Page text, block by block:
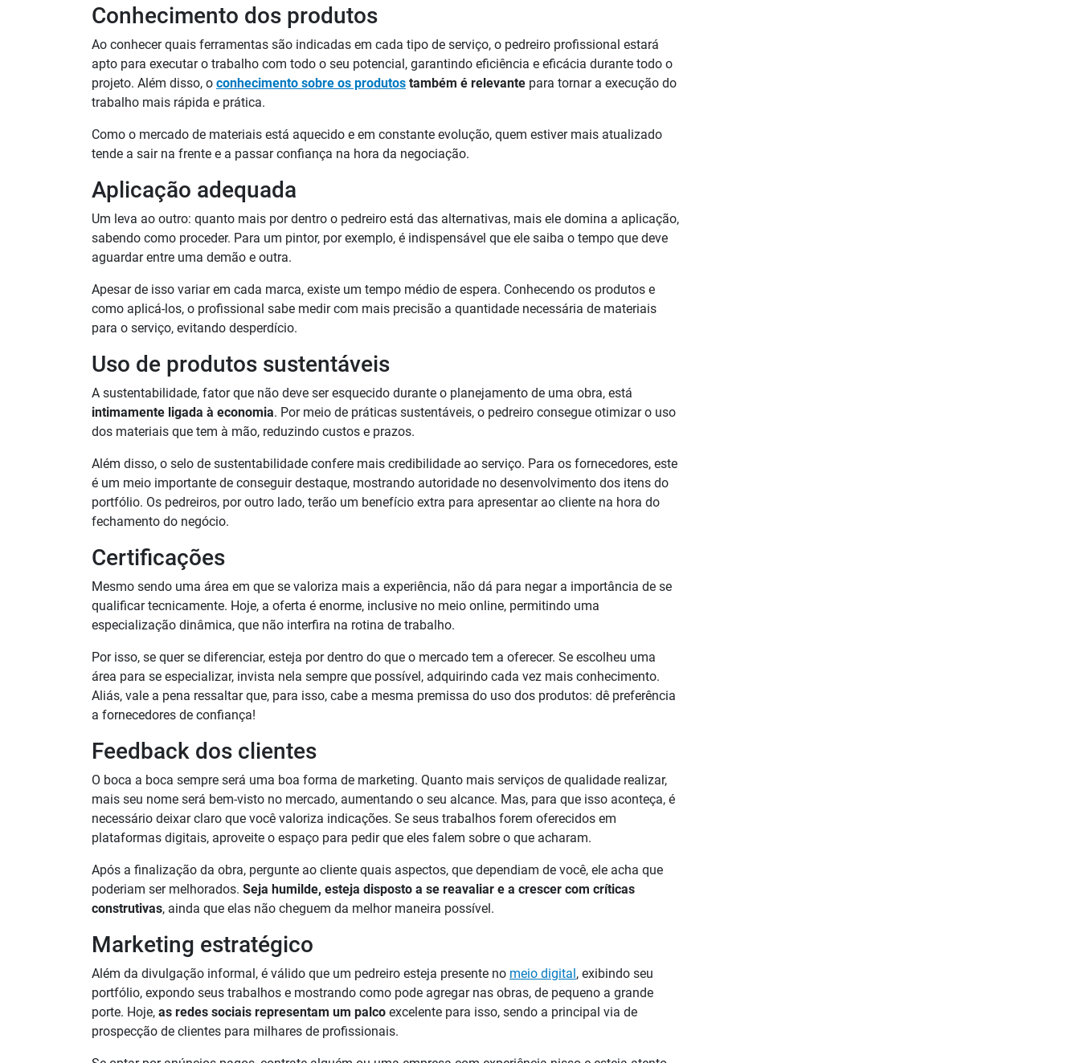
Conhecimento dos produtos
Ao conhecer quais ferramentas são indicadas em cada tipo de serviço, o pedreiro profissional estará
apto para executar o trabalho com todo o seu potencial, garantindo eficiência e eficácia durante todo o
projeto. Além disso, o conhecimento sobre os produtos também é relevante para tornar a execução do
trabalho mais rápida e prática.
Como o mercado de materiais está aquecido e em constante evolução, quem estiver mais atualizado
tende a sair na frente e a passar confiança na hora da negociação.
Aplicação adequada
Um leva ao outro: quanto mais por dentro o pedreiro está das alternativas, mais ele domina a aplicação,
sabendo como proceder. Para um pintor, por exemplo, é indispensável que ele saiba o tempo que deve
aguardar entre uma demão e outra.
Apesar de isso variar em cada marca, existe um tempo médio de espera. Conhecendo os produtos e
como aplicá-los, o profissional sabe medir com mais precisão a quantidade necessária de materiais
para o serviço, evitando desperdício.
Uso de produtos sustentáveis
A sustentabilidade, fator que não deve ser esquecido durante o planejamento de uma obra, está
intimamente ligada à economia. Por meio de práticas sustentáveis, o pedreiro consegue otimizar o uso
dos materiais que tem à mão, reduzindo custos e prazos.
Além disso, o selo de sustentabilidade confere mais credibilidade ao serviço. Para os fornecedores, este
é um meio importante de conseguir destaque, mostrando autoridade no desenvolvimento dos itens do
portfólio. Os pedreiros, por outro lado, terão um benefício extra para apresentar ao cliente na hora do
fechamento do negócio.
Certificações
Mesmo sendo uma área em que se valoriza mais a experiência, não dá para negar a importância de se
qualificar tecnicamente. Hoje, a oferta é enorme, inclusive no meio online, permitindo uma
especialização dinâmica, que não interfira na rotina de trabalho.
Por isso, se quer se diferenciar, esteja por dentro do que o mercado tem a oferecer. Se escolheu uma
área para se especializar, invista nela sempre que possível, adquirindo cada vez mais conhecimento.
Aliás, vale a pena ressaltar que, para isso, cabe a mesma premissa do uso dos produtos: dê preferência
a fornecedores de confiança!
Feedback dos clientes
O boca a boca sempre será uma boa forma de marketing. Quanto mais serviços de qualidade realizar,
mais seu nome será bem-visto no mercado, aumentando o seu alcance. Mas, para que isso aconteça, é
necessário deixar claro que você valoriza indicações. Se seus trabalhos forem oferecidos em
plataformas digitais, aproveite o espaço para pedir que eles falem sobre o que acharam.
Após a finalização da obra, pergunte ao cliente quais aspectos, que dependiam de você, ele acha que
poderiam ser melhorados. Seja humilde, esteja disposto a se reavaliar e a crescer com críticas
construtivas, ainda que elas não cheguem da melhor maneira possível.
Marketing estratégico
Além da divulgação informal, é válido que um pedreiro esteja presente no meio digital , exibindo seu
portfólio, expondo seus trabalhos e mostrando como pode agregar nas obras, de pequeno a grande
porte. Hoje, as redes sociais representam um palco excelente para isso, sendo a principal via de
prospecção de clientes para milhares de profissionais.